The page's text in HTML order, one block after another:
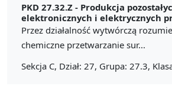
PKD 27.32.Z - Produkcja
elektronicznych i elektrycznych
Przez działalność wytwórczą
chemiczne przetwarzanie sur...
Sekcja C, Dział: 27, Grupa: 27.3,